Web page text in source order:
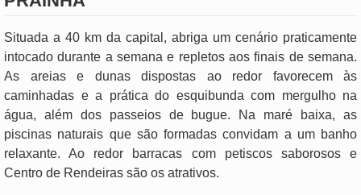
Situada a 40 km da capital, abriga um cenário praticamente
intocado durante a semana e repletos aos finais de semana.
As areias e dunas dispostas ao redor favorecem às
caminhadas e a prática do esquibunda com mergulho na
água, além dos passeios de bugue. Na maré baixa, as
piscinas naturais que são formadas convidam a um banho
relaxante. Ao redor barracas com petiscos saborosos e
Centro de Rendeiras são os atrativos.